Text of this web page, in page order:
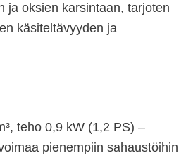
ja oksien karsintaan, tarjoten
käsiteltävyyden ja
teho 0,9 kW (1,2 PS) –
pienempiin sahaustöihin